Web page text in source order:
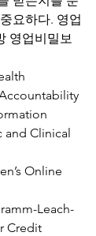
요하다. 영업
영업비밀보
and Clinical
Online
Leach-
Credit